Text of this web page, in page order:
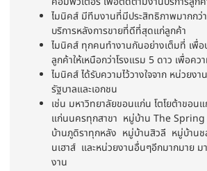
ไมนิคส์ มีทีมงานที่มีประสิทธิภาพมากกว่
บริการหลังการขายที่ดีที่สุดแก่ลูกค้า
ไมนิคส์ ทุกคนทำงานกันอย่างเต็มที่ เพื่อ
ลูกค้าให้เหนือกว่าโรงแรม 5 ดาว เพื่อคว
ไมนิคส์ ได้รับความไว้วางใจจาก หน่วยง
รัฐบาลและเอกชน
เช่น มหาวิทยาลัยขอนแก่น โตโยต้าขอนแ
แก่นนครทุกสาขา หมู่บ้าน The
บ้านภูดิราทุกหลัง หมู่บ้านสิวลี หมู่บ้าน
นเฮาส์ และหน่วยงานอื่นๆอีกมากมาย ม
งาน